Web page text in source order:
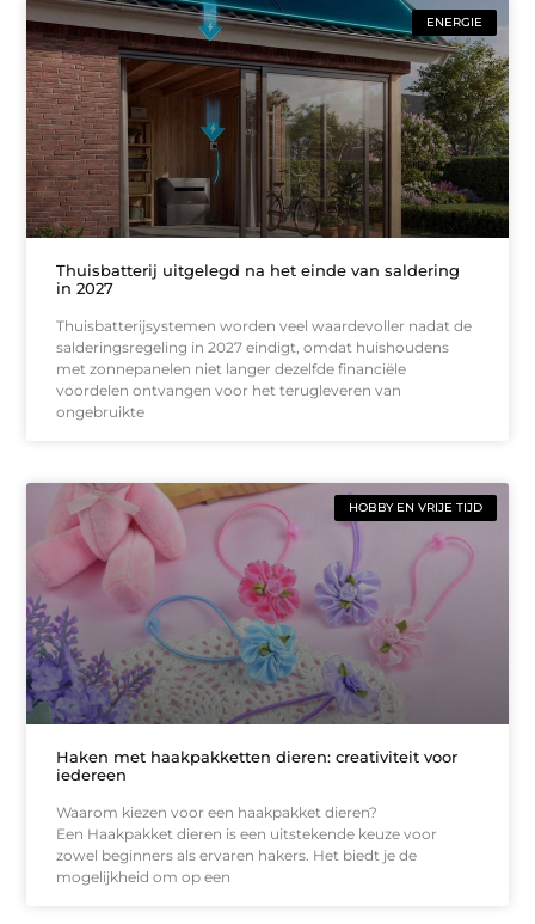
ENERGIE
Thuisbatterij uitgelegd na het einde van saldering
in 2027
Thuisbatterijsystemen worden veel waardevoller nadat de
salderingsregeling in 2027 eindigt, omdat huishoudens
met zonnepanelen niet langer dezelfde financiële
voordelen ontvangen voor het terugleveren van
ongebruikte
HOBBY EN VRIJE TIJD
Haken met haakpakketten dieren: creativiteit voor
iedereen
Waarom kiezen voor een haakpakket dieren?
Een Haakpakket dieren is een uitstekende keuze voor
zowel beginners als ervaren hakers. Het biedt je de
mogelijkheid om op een